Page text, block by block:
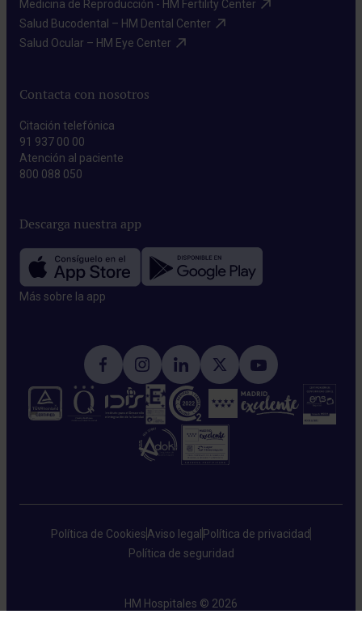
Medicina de Reproducción - HM Fertility Center​
Salud Bucodental – HM Dental Center​
Salud Ocular – HM Eye Center​
Contacta con nosotros
Citación telefónica
91 937 00 00
Atención al paciente
800 088 050
Descarga nuestra app
Más sobre la app​
Política de CookiesAviso legal Política de privacidad
Política de seguridad
HM Hospitales © 2026